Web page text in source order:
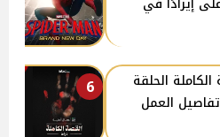
6
الحلقة
العمل